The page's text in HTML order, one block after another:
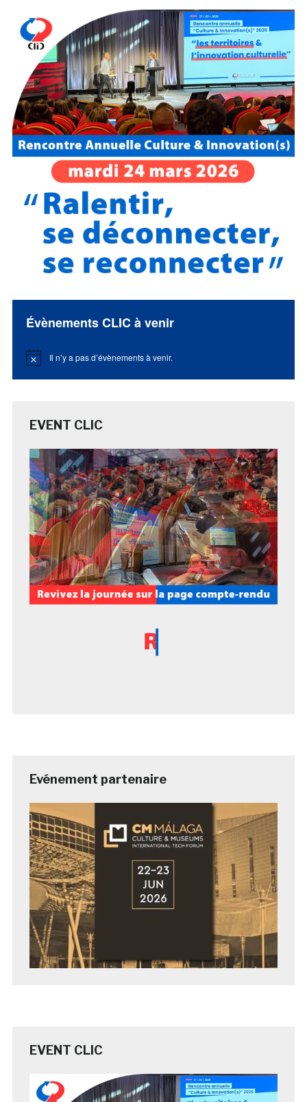
Évènements CLIC à venir
Notice Il n’y a pas d’évènements à venir.
EVENT CLIC
Evénement partenaire
EVENT CLIC